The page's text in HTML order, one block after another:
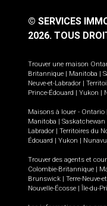
© SERVICES
2026. TOUS
Trouver une maison
Britannique
Manitoba
Neuve-et-Labrador
Prince-Édouard
Yukon
Maisons à louer - Ontario
Manitoba
Saskatchewan
Labrador
Territoires du
Édouard
Yukon
Trouver des agents et
Colombie-Britannique
Brunswick
Terre-Neuve-
Nouvelle-Écosse
Île-du-